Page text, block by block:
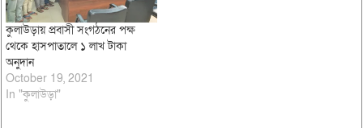
কুলাউড়ায় প্রবাসী সংগঠনের পক্ষ
থেকে হাসপাতালে ১ লাখ টাকা
অনুদান
October 19, 2021
In "কুলাউড়া"